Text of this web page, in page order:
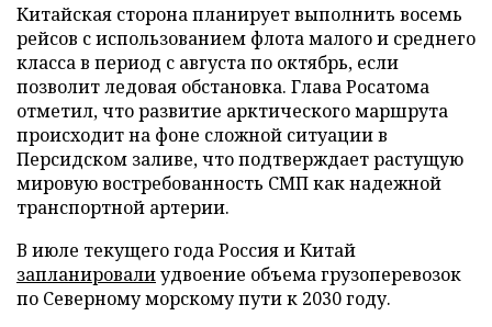
Китайская сторона планирует выполнить восемь
рейсов с использованием флота малого и среднего
класса в период с августа по октябрь, если
позволит ледовая обстановка. Глава Росатома
отметил, что развитие арктического маршрута
происходит на фоне сложной ситуации в
Персидском заливе, что подтверждает растущую
мировую востребованность СМП как надежной
транспортной артерии.
В июле текущего года Россия и Китай
запланировалиудвоение объема грузоперевозок
по Северному морскому пути к 2030 году.